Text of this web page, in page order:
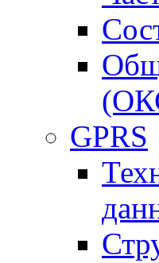
GPRS